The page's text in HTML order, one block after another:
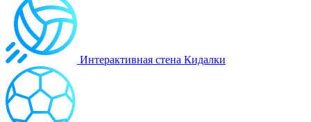
Интерактивная стена Кидалки